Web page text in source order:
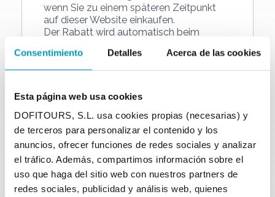
Consentimiento Detalles Acerca de las cookies
Esta página web usa cookies
DOFITOURS, S.L. usa cookies propias (necesarias) y
de terceros para personalizar el contenido y los
anuncios, ofrecer funciones de redes sociales y analizar
el tráfico. Además, compartimos información sobre el
uso que haga del sitio web con nuestros partners de
redes sociales, publicidad y análisis web, quienes
wenn Sie zu einem späteren Zeitpunkt
auf dieser Website einkaufen.
Der Rabatt wird automatisch beim
BEWOHNER
-25%
Sonderrabattangebot 25% Einwohner der
Städte, in denen das Unternehmen eine
Anlegestelle hat,nur am Wochenende
an der Abendkasse.